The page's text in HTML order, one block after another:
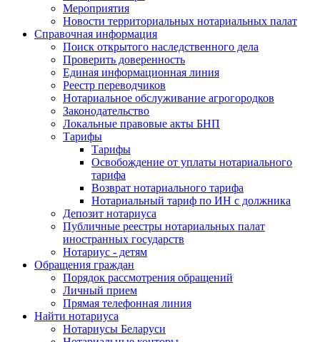
Мероприятия
Новости территориальных нотариальных палат
Справочная информация
Поиск открытого наследственного дела
Проверить доверенность
Единая информационная линия
Реестр переводчиков
Нотариальное обслуживание агрогородков
Законодательство
Локальные правовые акты БНП
Тарифы
Тарифы
Освобождение от уплаты нотариального
тарифа
Возврат нотариального тарифа
Нотариальный тариф по ИН с должника
Депозит нотариуса
Публичные реестры нотариальных палат
иностранных государств
Нотариус - детям
Обращения граждан
Порядок рассмотрения обращений
Личный прием
Прямая телефонная линия
Найти нотариуса
Нотариусы Беларуси